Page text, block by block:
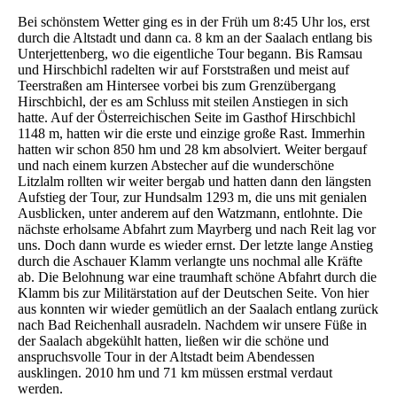
Bei schönstem Wetter ging es in der Früh um 8:45 Uhr los, erst
durch die Altstadt und dann ca. 8 km an der Saalach entlang bis
Unterjettenberg, wo die eigentliche Tour begann. Bis Ramsau
und Hirschbichl radelten wir auf Forststraßen und meist auf
Teerstraßen am Hintersee vorbei bis zum Grenzübergang
Hirschbichl, der es am Schluss mit steilen Anstiegen in sich
hatte. Auf der Österreichischen Seite im Gasthof Hirschbichl
1148 m, hatten wir die erste und einzige große Rast. Immerhin
hatten wir schon 850 hm und 28 km absolviert. Weiter bergauf
und nach einem kurzen Abstecher auf die wunderschöne
Litzlalm rollten wir weiter bergab und hatten dann den längsten
Aufstieg der Tour, zur Hundsalm 1293 m, die uns mit genialen
Ausblicken, unter anderem auf den Watzmann, entlohnte. Die
nächste erholsame Abfahrt zum Mayrberg und nach Reit lag vor
uns. Doch dann wurde es wieder ernst. Der letzte lange Anstieg
durch die Aschauer Klamm verlangte uns nochmal alle Kräfte
ab. Die Belohnung war eine traumhaft schöne Abfahrt durch die
Klamm bis zur Militärstation auf der Deutschen Seite. Von hier
aus konnten wir wieder gemütlich an der Saalach entlang zurück
nach Bad Reichenhall ausradeln. Nachdem wir unsere Füße in
der Saalach abgekühlt hatten, ließen wir die schöne und
anspruchsvolle Tour in der Altstadt beim Abendessen
ausklingen. 2010 hm und 71 km müssen erstmal verdaut
werden.